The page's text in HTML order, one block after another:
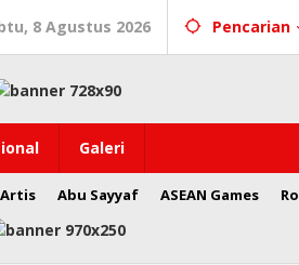
8 Agustus 2026 Pencarian
Galeri
Abu Sayyaf ASEAN Games